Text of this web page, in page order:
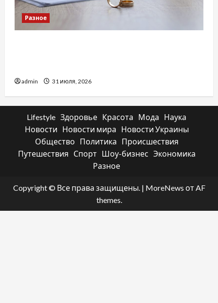
Разное
admin 31 июля, 2026
Lifestyle Здоровье Красота Мода
Наука
Новости
Новости мира
Новости Украины
Общество
Политика
Происшествия
Путешествия
Спорт Шоу-бизнес Экономика
Разное
Copyright © Все права защищены. | MoreNews от AF
themes.